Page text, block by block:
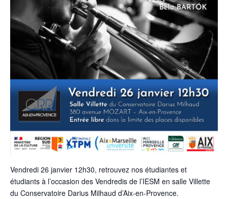
Vendredi 26 janvier 12h30, retrouvez nos étudiantes et
étudiants à l’occasion des Vendredis de l’IESM en salle Villette
du Conservatoire Darius Milhaud d’Aix-en-Provence.